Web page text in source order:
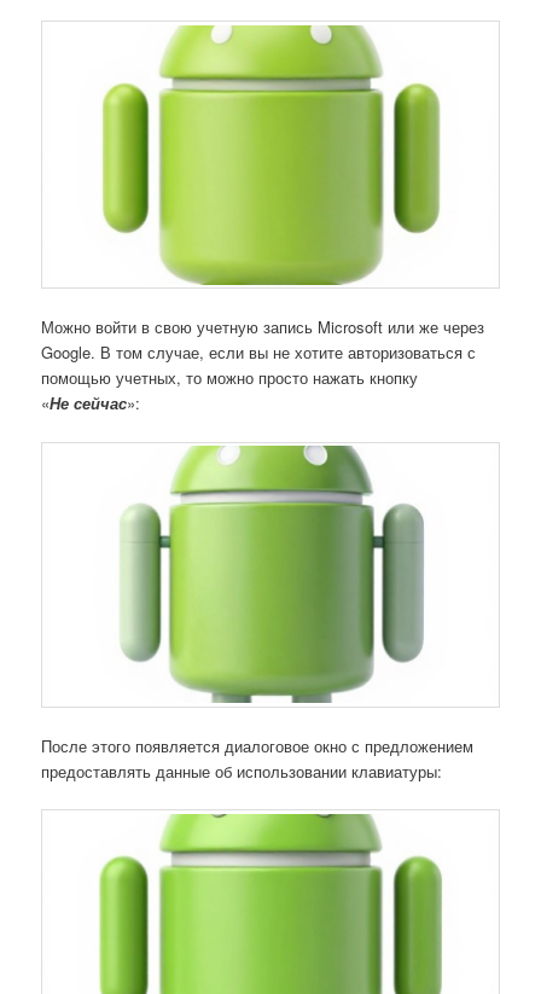
Можно войти в свою учетную запись Microsoft или же через
Google. В том случае, если вы не хотите авторизоваться с
помощью учетных, то можно просто нажать кнопку
«Не сейчас»:
После этого появляется диалоговое окно с предложением
предоставлять данные об использовании клавиатуры: